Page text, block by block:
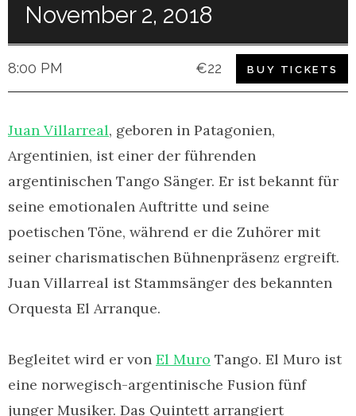
November 2, 2018
8:00 PM €22 BUY TICKETS
Juan Villarreal, geboren in Patagonien,
Argentinien, ist einer der führenden
argentinischen Tango Sänger. Er ist bekannt für
seine emotionalen Auftritte und seine
poetischen Töne, während er die Zuhörer mit
seiner charismatischen Bühnenpräsenz ergreift.
Juan Villarreal ist Stammsänger des bekannten
Orquesta El Arranque.
Begleitet wird er von El Muro Tango. El Muro ist
eine norwegisch-argentinische Fusion fünf
junger Musiker. Das Quintett arrangiert